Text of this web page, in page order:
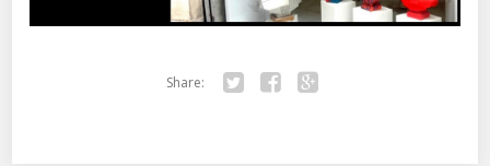
Share: